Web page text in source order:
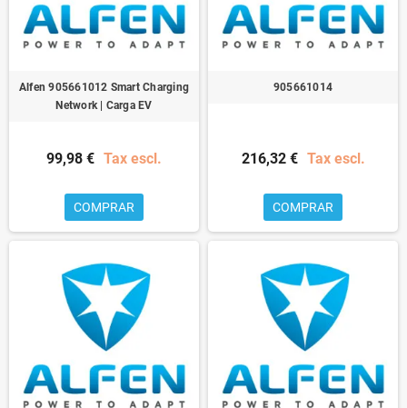
Alfen 905661012 Smart Charging
Network | Carga EV
99,98 € Tax escl.
COMPRAR
905661014
216,32 € Tax escl.
COMPRAR